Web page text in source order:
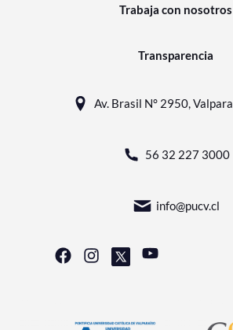
Trabaja con nosotros
Transparencia
Av. Brasil N° 2950,
56 32 227 3000
info@pucv.cl